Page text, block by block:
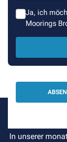
Ja, ich
Moorings
In unserer